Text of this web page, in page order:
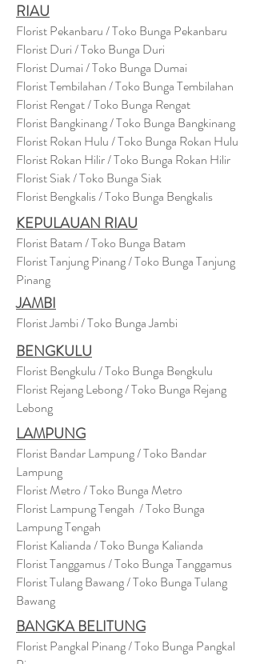
RIAU
Florist Pekanbaru / Toko Bunga Pekanbaru
Florist Duri / Toko Bunga Duri
Florist Dumai / Toko Bunga Dumai
Florist Tembilahan / Toko Bunga Tembilahan
Florist Rengat / Toko Bunga Rengat
Florist Bangkinang / Toko Bunga Bangkinang
Florist Rokan Hulu / Toko Bunga Rokan Hulu
Florist Rokan Hilir / Toko Bunga Rokan Hilir
Florist Siak / Toko Bunga Siak
Florist Bengkalis / Toko Bunga Bengkalis
KEPULAUAN RIAU
Florist Batam / Toko Bunga Batam
Florist Tanjung Pinang / Toko Bunga Tanjung
Pinang
JAMBI
Florist Jambi / Toko Bunga Jambi
BENGKULU
Florist Bengkulu / Toko Bunga Bengkulu
Florist Rejang Lebong / Toko Bunga Rejang
Lebong
LAMPUNG
Florist Bandar Lampung / Toko Bandar
Lampung
Florist Metro / Toko Bunga Metro
Florist Lampung Tengah / Toko Bunga
Lampung Tengah
Florist Kalianda / Toko Bunga Kalianda
Florist Tanggamus / Toko Bunga Tanggamus
Florist Tulang Bawang / Toko Bunga Tulang
Bawang
BANGKA BELITUNG
Florist Pangkal Pinang / Toko Bunga Pangkal